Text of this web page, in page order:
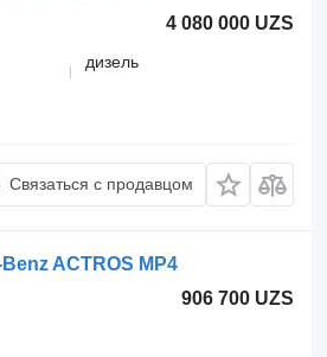
4 080 000 UZS
дизель
Связаться с продавцом
ACTROS MP4
906 700 UZS